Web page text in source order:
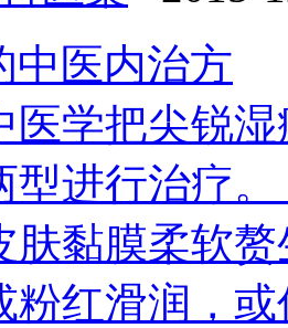
中医内治方
医学把尖锐
型进行治
肤黏膜柔软
粉红滑润，